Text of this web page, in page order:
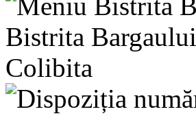
Bistrita Bargaului
Colibita